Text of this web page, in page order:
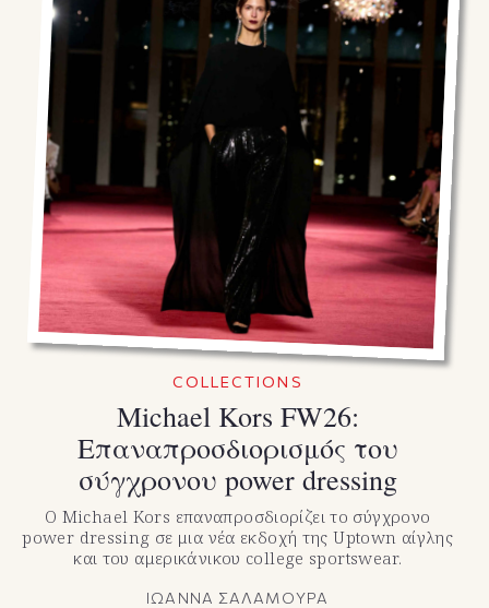
COLLECTIONS
Michael Kors FW26:
Επαναπροσδιορισμός του
σύγχρονου power dressing
Ο Michael Kors επαναπροσδιορίζει το σύγχρονο
power dressing σε μια νέα εκδοχή της Uptown αίγλης
και του αμερικάνικου college sportswear.
ΙΩΑΝΝΑ ΣΑΛΑΜΟΥΡΑ